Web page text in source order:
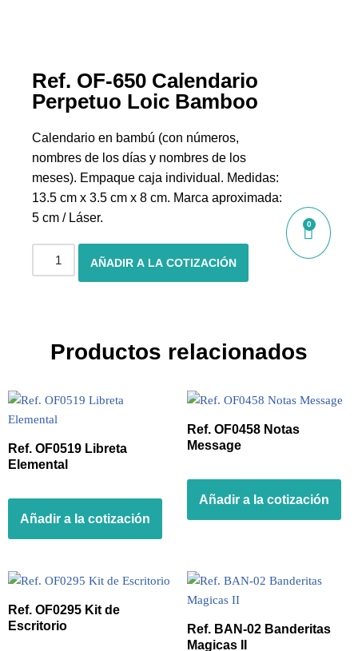
0
Ref. OF-650 Calendario
Perpetuo Loic Bamboo
Calendario en bambú (con números,
nombres de los días y nombres de los
meses). Empaque caja individual. Medidas:
13.5 cm x 3.5 cm x 8 cm. Marca aproximada:
5 cm / Láser.
AÑADIR A LA COTIZACIÓN
Productos relacionados
Ref. OF0519 Libreta
Elemental
Añadir a la cotización
Ref. OF0458 Notas
Message
Añadir a la cotización
Ref. OF0295 Kit de
Escritorio
Ref. BAN-02 Banderitas
Magicas II